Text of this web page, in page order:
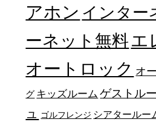
アホン インター
ーネット無料エ
オートロック オ
グ キッズルーム ゲストル
ュ
ゴルフレンジ シアタールー